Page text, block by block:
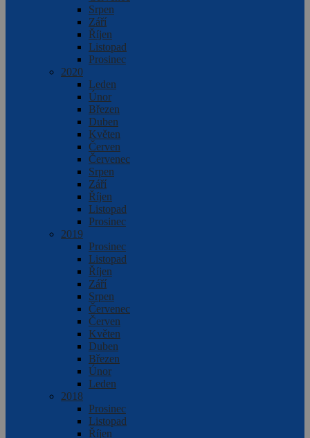
Srpen
Září
Říjen
Listopad
Prosinec
2020
Leden
Únor
Březen
Duben
Květen
Červen
Červenec
Srpen
Září
Říjen
Listopad
Prosinec
2019
Prosinec
Listopad
Říjen
Září
Srpen
Červenec
Červen
Květen
Duben
Březen
Únor
Leden
2018
Prosinec
Listopad
Říjen